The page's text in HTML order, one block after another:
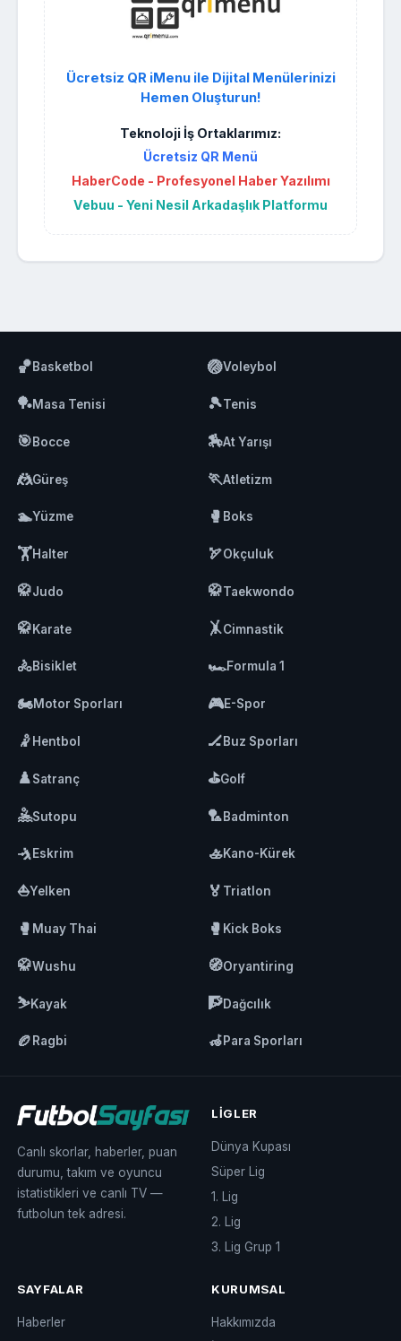
Ücretsiz QR iMenu ile Dijital Menülerinizi
Hemen Oluşturun!
Teknoloji İş Ortaklarımız:
Ücretsiz QR Menü
HaberCode - Profesyonel Haber Yazılımı
Vebuu - Yeni Nesil Arkadaşlık Platformu
🏀Basketbol 🏐Voleybol
🏓Masa Tenisi 🎾Tenis
🎯Bocce 🏇At Yarışı
🤼Güreş 🏃Atletizm
🏊Yüzme 🥊 Boks
🏋️Halter 🏹Okçuluk
🥋Judo 🥋Taekwondo
🥋Karate 🤸Cimnastik
🚴Bisiklet 🏎️Formula 1
🏍️Motor Sporları 🎮E-Spor
🤾 Hentbol 🏒Buz Sporları
♟️Satranç ⛳Golf
🤽Sutopu 🏸Badminton
🤺Eskrim 🚣Kano-Kürek
⛵Yelken 🏅 Triatlon
🥊 Muay Thai 🥊 Kick Boks
🥋Wushu 🧭Oryantiring
⛷️Kayak 🧗Dağcılık
🏉 Ragbi 🦽Para Sporları
Canlı skorlar, haberler, puan
durumu, takım ve oyuncu
istatistikleri ve canlı TV —
futbolun tek adresi.
LIGLER
Dünya Kupası
Süper Lig
1. Lig
2. Lig
3. Lig Grup 1
SAYFALAR
Haberler
KURUMSAL
Hakkımızda